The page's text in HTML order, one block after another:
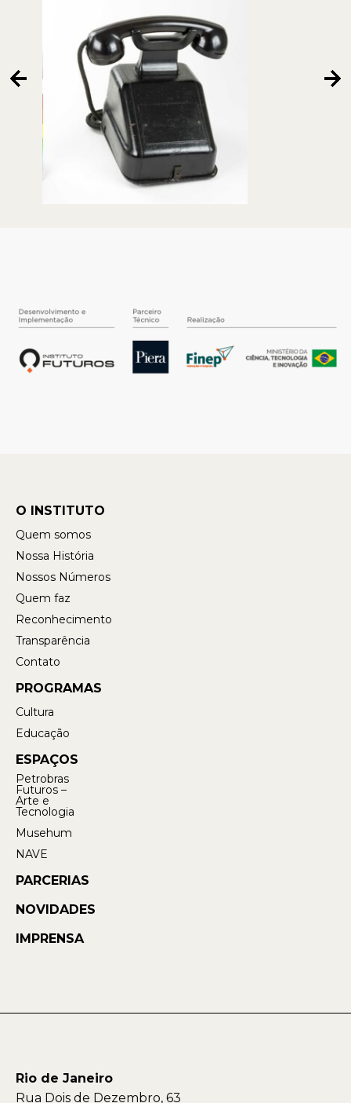
O INSTITUTO
Quem somos
Nossa História
Nossos Números
Quem faz
Reconhecimento
Transparência
Contato
PROGRAMAS
Cultura
Educação
ESPAÇOS
Petrobras
Futuros –
Arte e
Tecnologia
Musehum
NAVE
PARCERIAS
NOVIDADES
IMPRENSA
Rio de Janeiro
Rua Dois de Dezembro, 63